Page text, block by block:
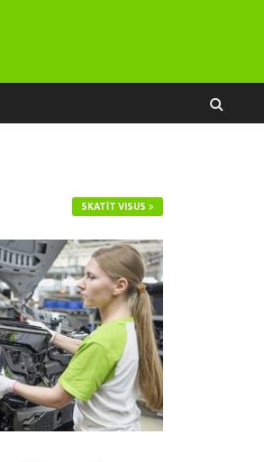
SKATĪT VISUS